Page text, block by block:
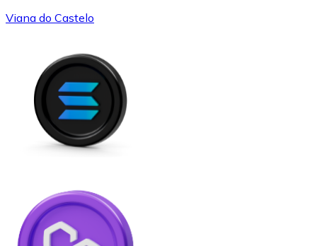
Viana do Castelo